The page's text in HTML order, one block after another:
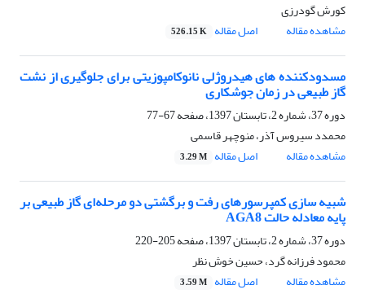
کورش گودرزی
مشاهده مقاله
اصل مقاله 526.15 K
مسدودکننده های هیدروژلی نانوکامپوزیتی برای جلوگیری از نشت
گاز طبیعی در زمان جوشکاری
دوره 37، شماره 2، تابستان 1397، صفحه
67-77
محمدد سیروس آذر، منوچهر قاسمی
مشاهده مقاله
اصل مقاله 3.29 M
شبیه سازی کمپرسورهای رفت و برگشتی دو مرحله‌ای گاز طبیعی بر
پایه معادله حالت AGA8
دوره 37، شماره 2، تابستان 1397، صفحه
205-220
محمود فرزانه گرد، حسین خوش نظر
مشاهده مقاله
اصل مقاله 3.59 M